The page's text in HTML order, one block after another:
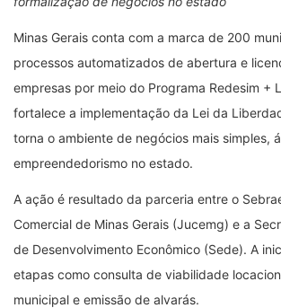
Minas Gerais conta com a marca de 200
processos automatizados de abertura e
empresas por meio do Programa Redesim +
fortalece a implementação da Lei da
torna o ambiente de negócios mais simples,
empreendedorismo no estado.
A ação é resultado da parceria entre o
Comercial de Minas Gerais (Jucemg) e a
de Desenvolvimento Econômico (Sede). A
etapas como consulta de viabilidade
municipal e emissão de alvarás.